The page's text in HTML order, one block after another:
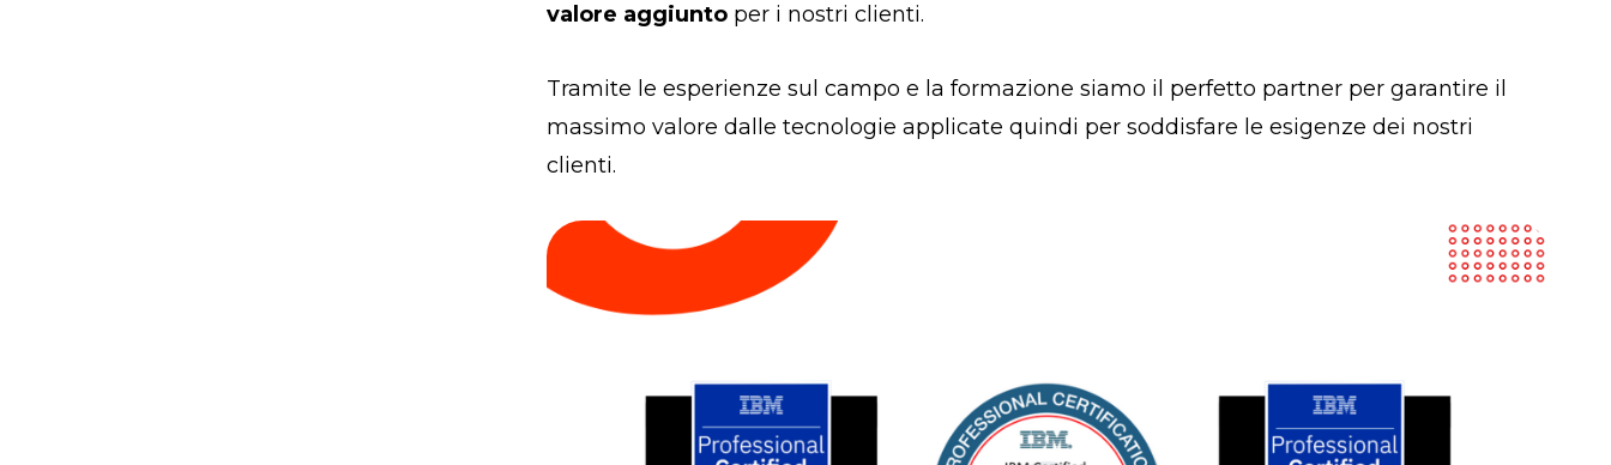
valore aggiunto per i nostri clienti.
Tramite le esperienze sul campo e la formazione siamo il perfetto partner per garantire il
massimo valore dalle tecnologie applicate quindi per soddisfare le esigenze dei nostri
clienti.